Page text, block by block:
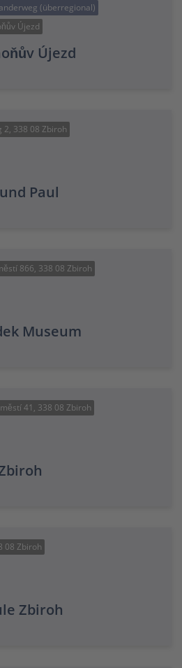
(überregional)
Újezd
Újezd
2, 338 08 Zbiroh
Paul
866, 338 08 Zbiroh
Museum
41, 338 08 Zbiroh
08 Zbiroh
Zbiroh